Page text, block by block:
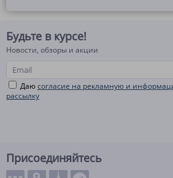
Будьте в курсе!
Новости, обзоры и акции
Даюсогласие на рекламную и
рассылку
Присоединяйтесь